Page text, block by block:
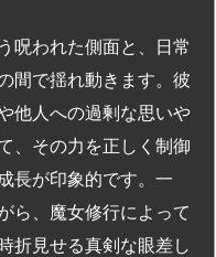
呪われた側面と、日常
間で揺れ動きます。彼
他人への過剰な思いや
、その力を正しく制御
長が印象的です。一
ら、魔女修行によって
折見せる真剣な眼差し